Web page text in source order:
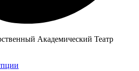
Академический Театр